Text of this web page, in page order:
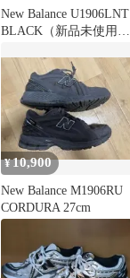
New Balance U1906LNT
BLACK（新品未使用タ
¥10,900
New Balance M1906RU
CORDURA 27cm